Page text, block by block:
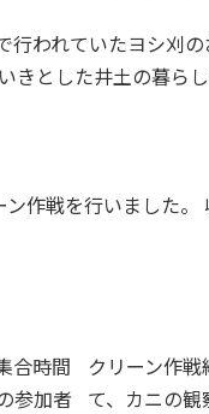
われていたヨシ刈
とした井土の暮ら
作戦を行いました
合時間
参加者
クリーン作
て、カニの